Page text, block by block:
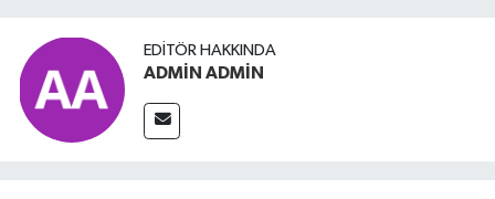
EDITÖR HAKKINDA
ADMİN ADMİN